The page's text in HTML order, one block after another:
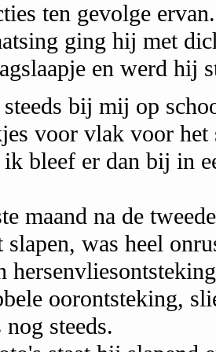
ten gevolge
ging hij met
en werd hij
bij mij op
voor vlak voor
ik bleef er dan bij in
maand na de
was heel
oorontsteking,
steeds.